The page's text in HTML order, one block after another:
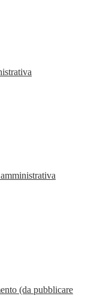
(da pubblicare